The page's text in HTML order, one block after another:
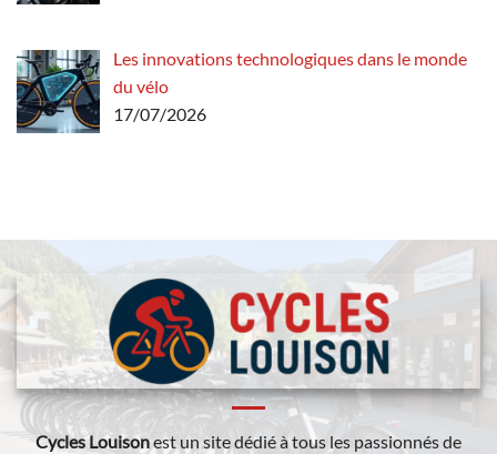
Les innovations technologiques dans le monde
du vélo
17/07/2026
Cycles Louisonest un site dédié à tous les passionnés de